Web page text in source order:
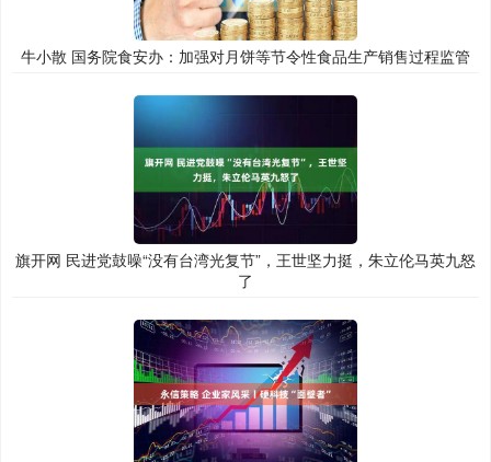
牛小散 国务院食安办：加强对月饼等节令性食品生产销售过程监管
旗开网 民进党鼓噪“没有台湾光复节”，王世坚力挺，朱立伦马英九怒
了